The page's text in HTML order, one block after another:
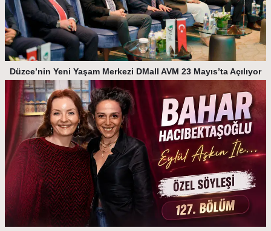
Düzce’nin Yeni Yaşam Merkezi DMall AVM 23 Mayıs’ta Açılıyor